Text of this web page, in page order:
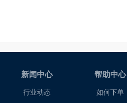
新闻中心
行业动态
帮助中心
如何下单